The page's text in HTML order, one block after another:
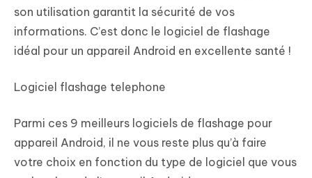
son utilisation garantit la sécurité de vos
informations. C’est donc le logiciel de flashage
idéal pour un appareil Android en excellente santé !
Logiciel flashage telephone
Parmi ces 9 meilleurs logiciels de flashage pour
appareil Android, il ne vous reste plus qu’à faire
votre choix en fonction du type de logiciel que vous